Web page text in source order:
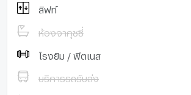
ลิฟท์
ห้องจากุชซี่
โรงยิม / ฟิตเนส
บริการรถรับส่ง